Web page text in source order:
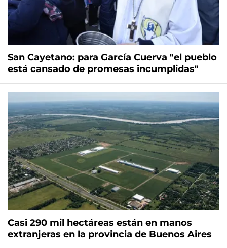
San Cayetano: para García Cuerva "el pueblo
está cansado de promesas incumplidas"
Casi 290 mil hectáreas están en manos
extranjeras en la provincia de Buenos Aires